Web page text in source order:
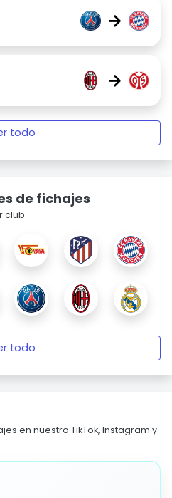
→
→
todo
de fichajes
club.
todo
en nuestro TikTok, Instagram y